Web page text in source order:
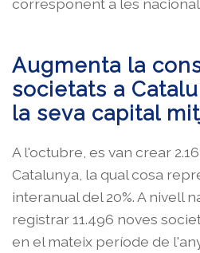
corresponent a les
Augmenta la
societats a
la seva capital
A l'octubre, es van crear
Catalunya, la qual cosa
interanual del 20%. A nivell
registrar 11.496 noves
en el mateix període de